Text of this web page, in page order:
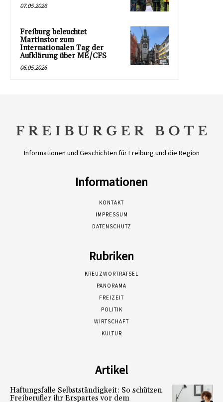
07.05.2026
Freiburg beleuchtet
Martinstor zum
Internationalen Tag der
Aufklärung über ME/CFS
06.05.2026
Informationen und Geschichten für Freiburg und die Region
Informationen
KONTAKT
IMPRESSUM
DATENSCHUTZ
Rubriken
KREUZWORTRÄTSEL
PANORAMA
FREIZEIT
POLITIK
WIRTSCHAFT
KULTUR
Artikel
Haftungsfalle Selbstständigkeit: So schützen
Freiberufler ihr Erspartes vor dem